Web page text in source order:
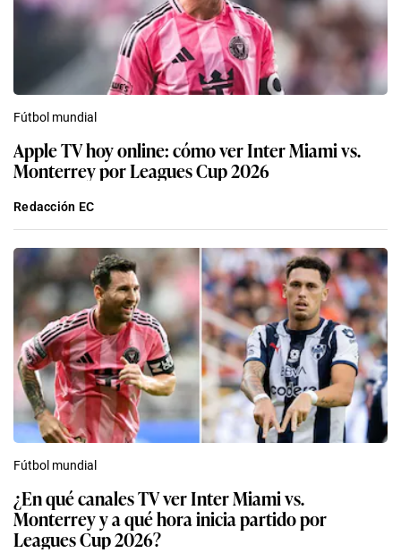
Fútbol mundial
Apple TV hoy online: cómo ver Inter Miami vs.
Monterrey por Leagues Cup 2026
Redacción EC
Fútbol mundial
¿En qué canales TV ver Inter Miami vs.
Monterrey y a qué hora inicia partido por
Leagues Cup 2026?